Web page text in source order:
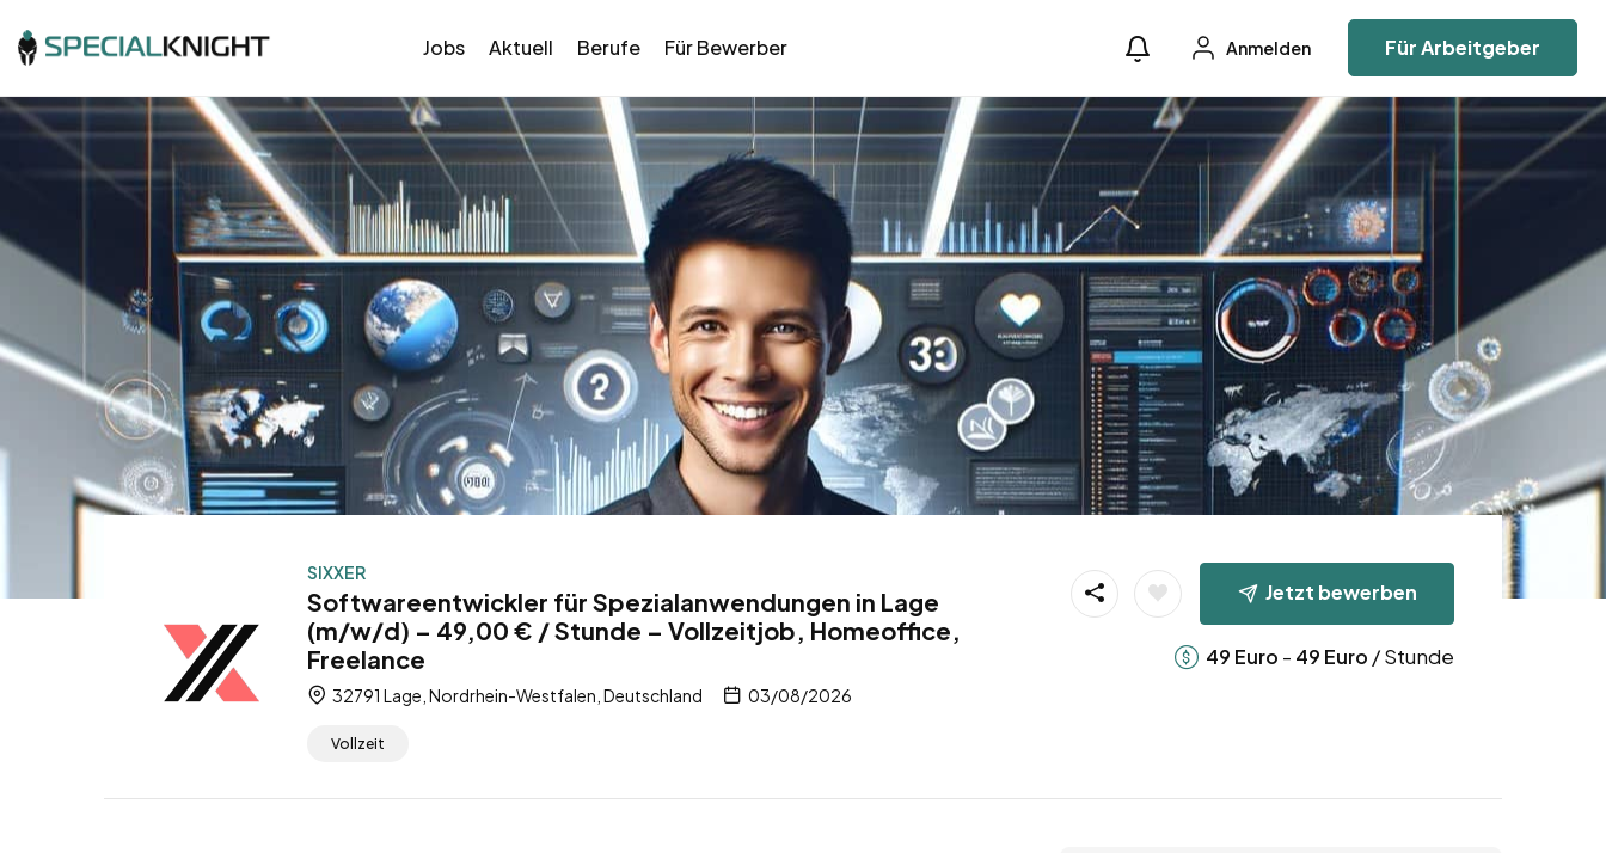
Jobs Aktuell Berufe Für Bewerber Anmelden Für Arbeitgeber
SIXXER
Softwareentwickler für Spezialanwendungen in Lage
(m/w/d) – 49,00 € / Stunde – Vollzeitjob, Homeoffice,
Freelance
32791 Lage, Nordrhein-Westfalen, Deutschland 03/08/2026
Vollzeit
Jetzt bewerben
49 Euro - 49 Euro / Stunde